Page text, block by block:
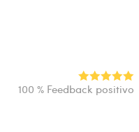
100 % Feedback positivo